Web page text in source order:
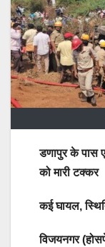
डणापुर के पास
को मारी टक्कर
कई घायल,
विजयनगर